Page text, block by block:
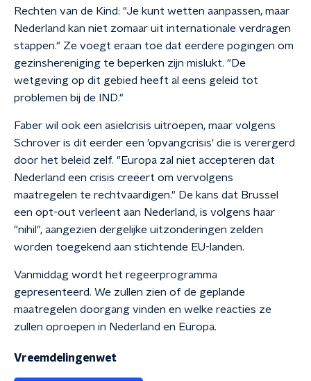
Rechten van de Kind: "Je kunt wetten aanpassen, maar
Nederland kan niet zomaar uit internationale verdragen
stappen." Ze voegt eraan toe dat eerdere pogingen om
gezinshereniging te beperken zijn mislukt. "De
wetgeving op dit gebied heeft al eens geleid tot
problemen bij de IND."
Faber wil ook een asielcrisis uitroepen, maar volgens
Schrover is dit eerder een 'opvangcrisis' die is verergerd
door het beleid zelf. "Europa zal niet accepteren dat
Nederland een crisis creëert om vervolgens
maatregelen te rechtvaardigen." De kans dat Brussel
een opt-out verleent aan Nederland, is volgens haar
"nihil", aangezien dergelijke uitzonderingen zelden
worden toegekend aan stichtende EU-landen.
Vanmiddag wordt het regeerprogramma
gepresenteerd. We zullen zien of de geplande
maatregelen doorgang vinden en welke reacties ze
zullen oproepen in Nederland en Europa.
Vreemdelingenwet